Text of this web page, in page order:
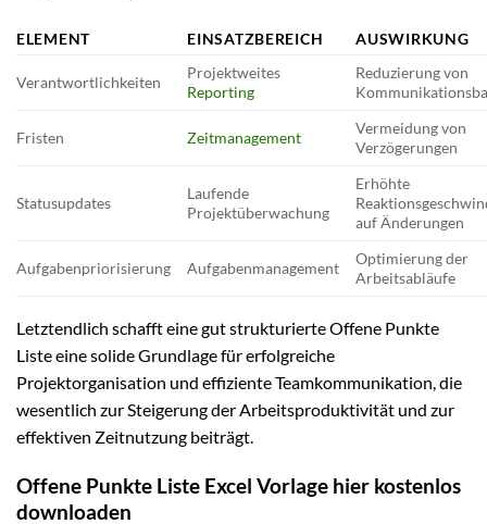
ELEMENT EINSATZBEREICH AUSWIRKUNG
Verantwortlichkeiten
Projektweites
Reporting
Reduzierung von
Fristen Zeitmanagement
Vermeidung von
Verzögerungen
Statusupdates
Laufende
Projektüberwachung
Erhöhte
auf Änderungen
Aufgabenpriorisierung Aufgabenmanagement
Optimierung der
Arbeitsabläufe
Letztendlich schafft eine gut strukturierte Offene Punkte
Liste eine solide Grundlage für erfolgreiche
Projektorganisation und effiziente Teamkommunikation, die
wesentlich zur Steigerung der Arbeitsproduktivität und zur
effektiven Zeitnutzung beiträgt.
Offene Punkte Liste Excel Vorlage hier kostenlos
downloaden